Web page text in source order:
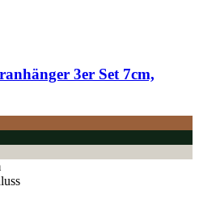
3er Set 7cm,